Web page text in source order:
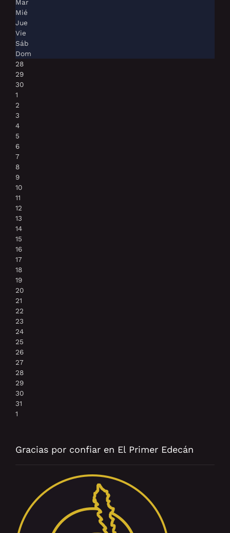
Mar
Mié
Jue
Vie
Sáb
Dom
28
29
30
1
2
3
4
5
6
7
8
9
10
11
12
13
14
15
16
17
18
19
20
21
22
23
24
25
26
27
28
29
30
31
1
Gracias por confiar en El Primer Edecán